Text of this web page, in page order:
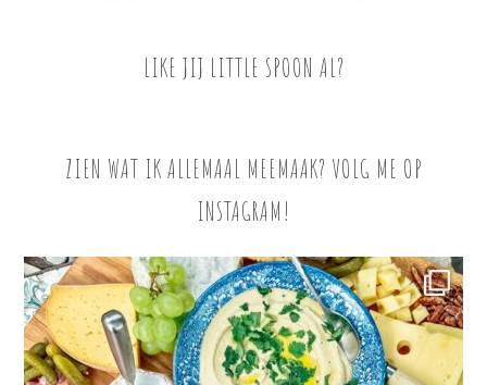
LIKE JIJ LITTLE SPOON AL?
ZIEN WAT IK ALLEMAAL MEEMAAK? VOLG ME OP
INSTAGRAM!